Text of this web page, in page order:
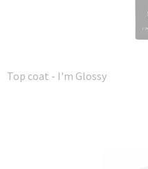
Top coat - I'm Glossy